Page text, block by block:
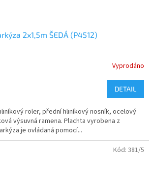
2x1,5m ŠEDÁ (P4512)
Vyprodáno
DETAIL
roler, přední hliníkový nosník, ocelový
výsuvná ramena. Plachta vyrobena z
je ovládaná pomocí...
Kód: 381/5